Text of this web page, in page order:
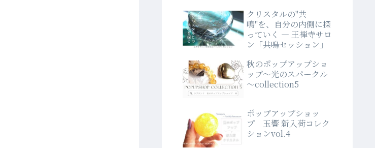
クリスタルの"共
鳴"を、自分の内側に探
っていく ― 王禅寺サロ
ン「共鳴セッション」
秋のポップアップショ
ップ～光のスパークル
～collection5
ポップアップショッ
プ 玉響 新入荷コレク
ションvol.4